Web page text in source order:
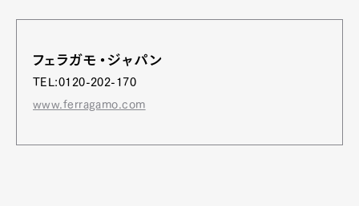
フェラガモ・ジャパン
TEL:0120-202-170
www.ferragamo.com